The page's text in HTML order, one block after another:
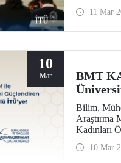
11 Mar
10
Mar
BMT
Bilim,
Kadınları
Prof. Dr.
10 Mar